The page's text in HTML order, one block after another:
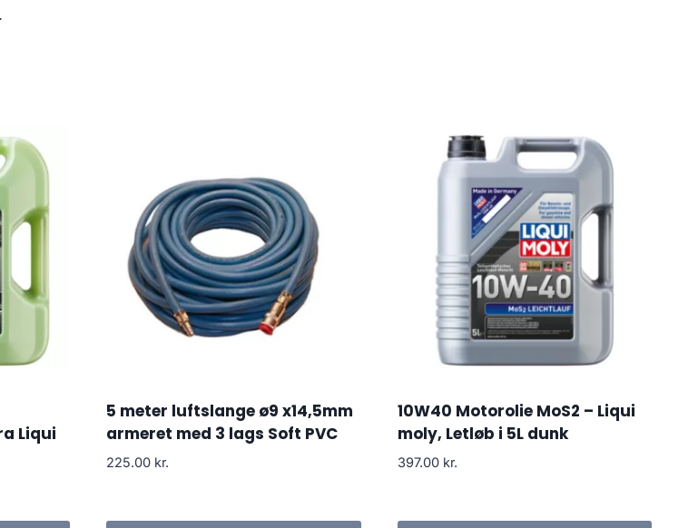
.
Liqui
5 meter luftslange ø9 x14,5mm
armeret med 3 lags Soft PVC
225.00 kr.
10W40 Motorolie MoS2 – Liqui
moly, Letløb i 5L dunk
397.00 kr.